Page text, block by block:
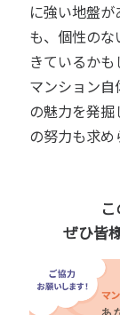
に強い地盤
も、個性の
きているかも
マンション
の魅力を発
の努力も求め
ぜひ皆